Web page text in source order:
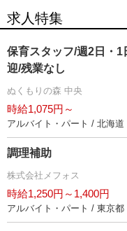
求人特集
保育スタッフ/週2日・
迎/残業なし
ぬくもりの森 中央
時給1,075円～
アルバイト・パート / 北海道
調理補助
株式会社メフォス
時給1,250円～1,400円
アルバイト・パート / 東京都